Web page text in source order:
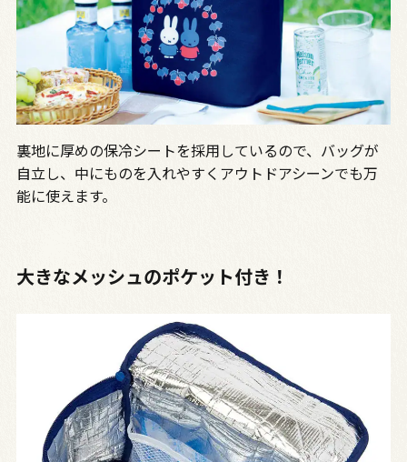
裏地に厚めの保冷シートを採用しているので、バッグが
自立し、中にものを入れやすくアウトドアシーンでも万
能に使えます。
大きなメッシュのポケット付き！